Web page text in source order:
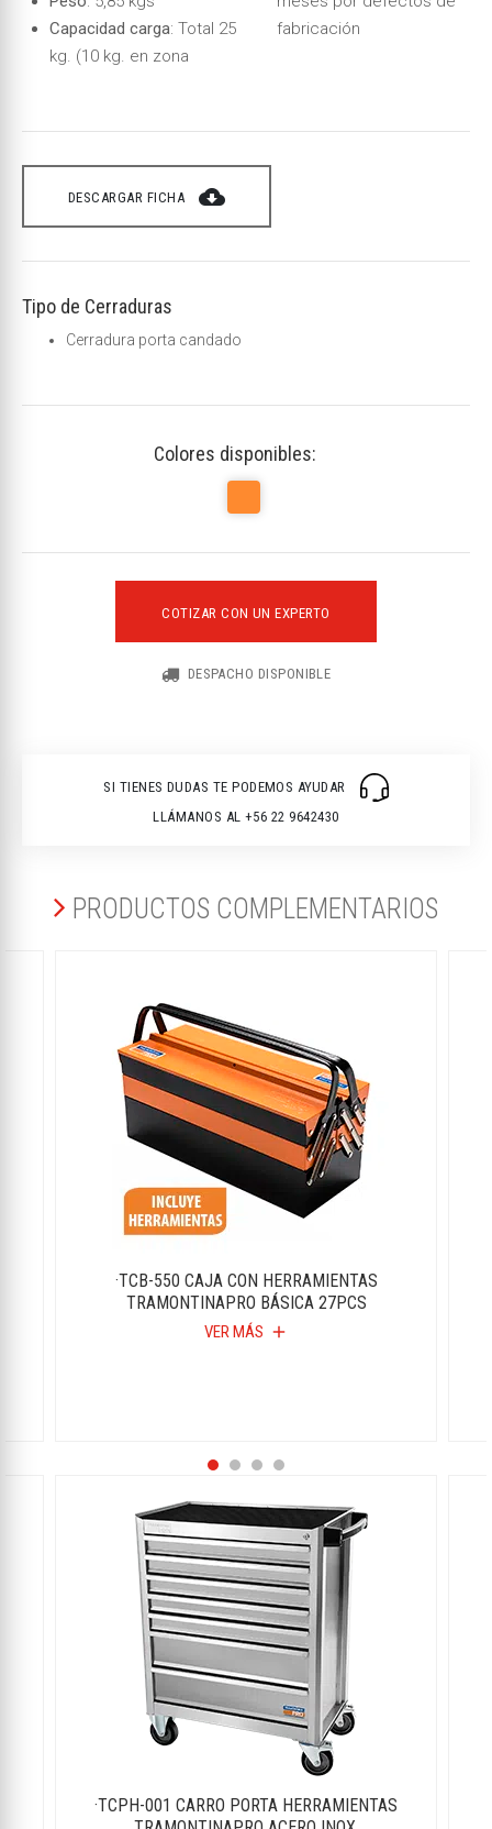
Capacidad carga: Total 25
kg. (10 kg. en zona
fabricación
DESCARGAR FICHA cloud_download
Tipo de Cerraduras
Cerradura porta candado
Colores disponibles:
COTIZAR CON UN EXPERTO
DESPACHO DISPONIBLE
SI TIENES DUDAS TE PODEMOS AYUDAR
LLÁMANOS AL +56 22 9642430
PRODUCTOS COMPLEMENTARIOS
·TCB-550 CAJA CON HERRAMIENTAS
TRAMONTINAPRO BÁSICA 27PCS
VER MÁS add
·TCPH-001 CARRO PORTA HERRAMIENTAS